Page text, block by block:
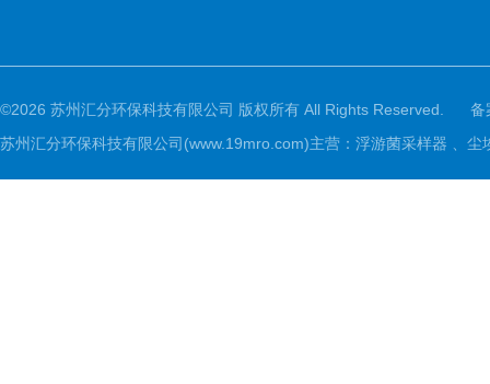
©2026 苏州汇分环保科技有限公司 版权所有 All Rights Reserved.
备
苏州汇分环保科技有限公司(www.19mro.com)主营：浮游菌采样器 、